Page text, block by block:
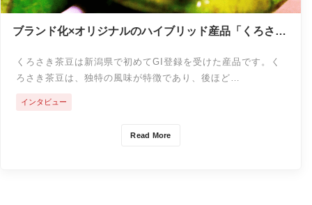
ブランド化×オリジナルのハイブリッド産品「くろさき
くろさき茶豆は新潟県で初めてGI登録を受けた産品です。く
ろさき茶豆は、独特の風味が特徴であり、後ほど…
Read More
インタビュー